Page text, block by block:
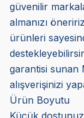
güvenilir
almanızı
ürünleri
garantisi sunan
alışverişinizi
Ürün Boyutu